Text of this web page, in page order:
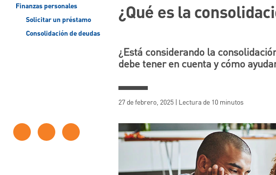
Finanzas personales
Solicitar un préstamo
Consolidación de deudas
¿Qué es la
¿Está considerando la
debe tener en cuenta y cómo
27 de febrero, 2025 | Lectura de 10 minutos